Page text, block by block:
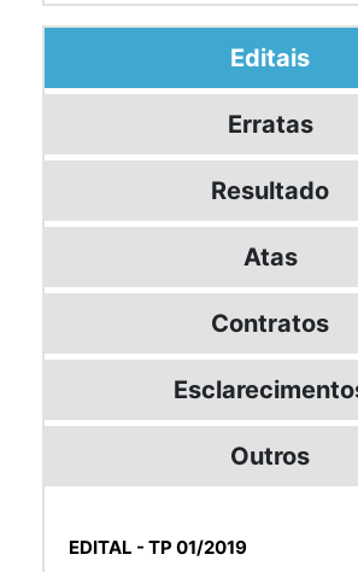
Editais
Erratas
Resultado
Atas
Contratos
Outros
EDITAL - TP 01/2019